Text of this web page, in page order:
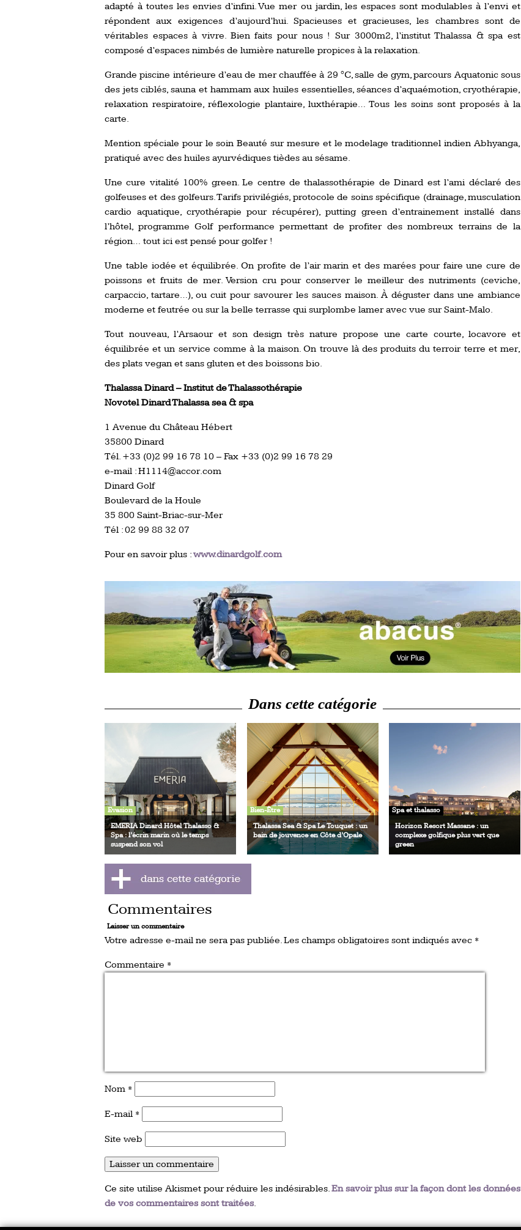
adapté à toutes les envies d’infini. Vue mer ou jardin, les espaces sont modulables à l’envi et
répondent aux exigences d’aujourd’hui. Spacieuses et gracieuses, les chambres sont de
véritables espaces à vivre. Bien faits pour nous ! Sur 3000m2, l’institut Thalassa & spa est
composé d’espaces nimbés de lumière naturelle propices à la relaxation.
Grande piscine intérieure d’eau de mer chauffée à 29 °C, salle de gym, parcours Aquatonic sous
des jets ciblés, sauna et hammam aux huiles essentielles, séances d’aquaémotion, cryothérapie,
relaxation respiratoire, réflexologie plantaire, luxthérapie… Tous les soins sont proposés à la
carte.
Mention spéciale pour le soin Beauté sur mesure et le modelage traditionnel indien Abhyanga,
pratiqué avec des huiles ayurvédiques tièdes au sésame.
Une cure vitalité 100% green. Le centre de thalassothérapie de Dinard est l’ami déclaré des
golfeuses et des golfeurs. Tarifs privilégiés, protocole de soins spécifique (drainage, musculation
cardio aquatique, cryothérapie pour récupérer), putting green d’entrainement installé dans
l’hôtel, programme Golf performance permettant de profiter des nombreux terrains de la
région… tout ici est pensé pour golfer !
Une table iodée et équilibrée. On profite de l’air marin et des marées pour faire une cure de
poissons et fruits de mer. Version cru pour conserver le meilleur des nutriments (ceviche,
carpaccio, tartare…), ou cuit pour savourer les sauces maison. À déguster dans une ambiance
moderne et feutrée ou sur la belle terrasse qui surplombe lamer avec vue sur Saint-Malo.
Tout nouveau, l’Arsaour et son design très nature propose une carte courte, locavore et
équilibrée et un service comme à la maison. On trouve là des produits du terroir terre et mer,
des plats vegan et sans gluten et des boissons bio.
Thalassa Dinard – Institut de Thalassothérapie
Novotel Dinard Thalassa sea & spa
1 Avenue du Château Hébert
35800 Dinard
Tél. +33 (0)2 99 16 78 10 – Fax +33 (0)2 99 16 78 29
e-mail : H1114@accor.com
Dinard Golf
Boulevard de la Houle
35 800 Saint-Briac-sur-Mer
Tél : 02 99 88 32 07
Pour en savoir plus :www.dinardgolf.com
Dans cette catégorie
Evasion
EMERIA Dinard Hôtel Thalasso &
Spa : l’écrin marin où le temps
suspend son vol
Bien-Être
Thalassa Sea & Spa Le Touquet : un
bain de jouvence en Côte d’Opale
Spa et thalasso
Horizon Resort Massane : un
complexe golfique plus vert que
green
Commentaires
Laisser un commentaire
Votre adresse e-mail ne sera pas publiée.Les champs obligatoires sont indiqués avec *
Commentaire *
Nom *
E-mail *
Site web
Ce site utilise Akismet pour réduire les indésirables.En savoir plus sur la façon dont les données
de vos commentaires sont traitées.